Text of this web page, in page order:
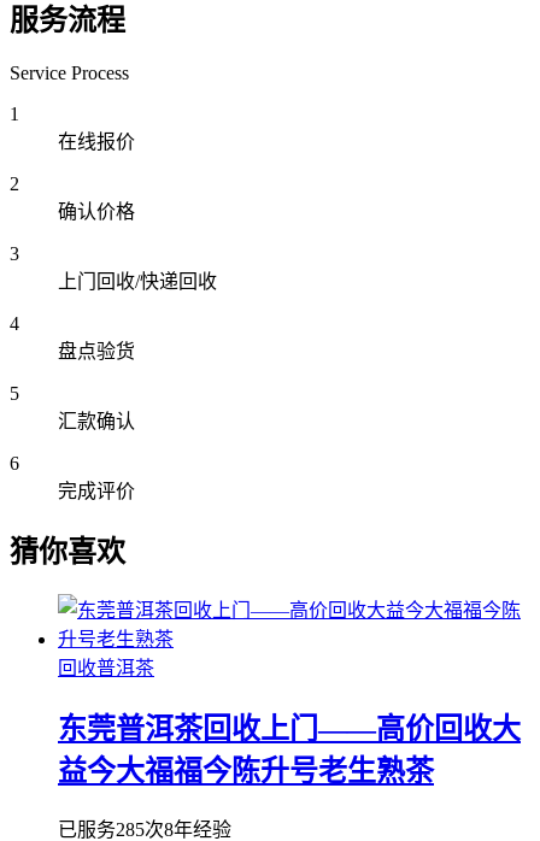
服务流程
Service Process
1
在线报价
2
确认价格
3
上门回收/快递回收
4
盘点验货
5
汇款确认
6
完成评价
猜你喜欢
回收普洱茶
东莞普洱茶回收上门——高价回收大
益今大福福今陈升号老生熟茶
已服务285次8年经验